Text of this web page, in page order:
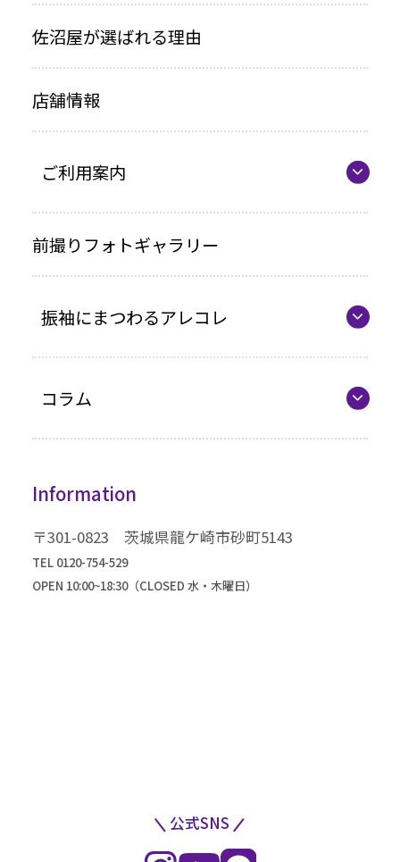
レンタルプラン
お買い上げプラン
ママ振プラン
佐沼屋が選ばれる理由
店舗情報
ご利用案内
各種お支払い方法
車いすをご利用の方へ
企業情報
前撮りフォトギャラリー
振袖にまつわるアレコレ
コラム
成人式までの流れ
Information
〒301-0823 茨城県龍ケ崎市砂町5143
TEL 0120-754-529
OPEN 10:00~18:30（CLOSED 水・木曜日）
公式SNS